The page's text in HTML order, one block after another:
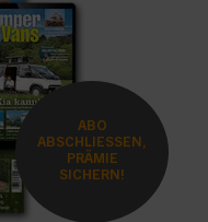
ABO
ABSCHLIESSEN,
PRÄMIE
SICHERN!